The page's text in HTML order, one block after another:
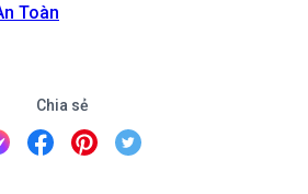
Toàn
Chia sẻ